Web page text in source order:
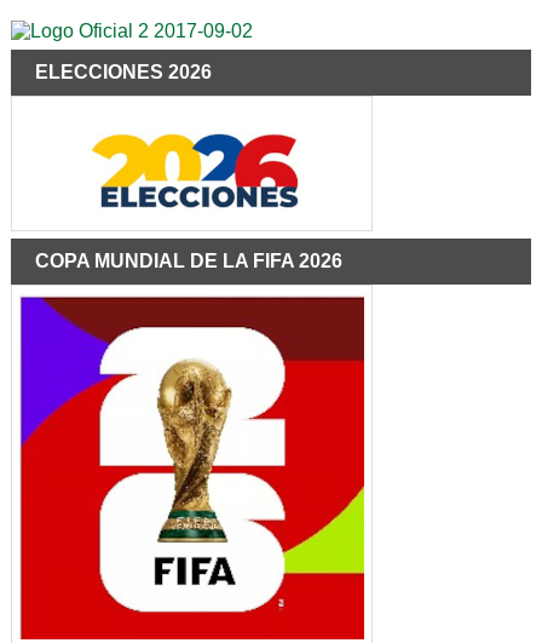
ELECCIONES 2026
COPA MUNDIAL DE LA FIFA 2026